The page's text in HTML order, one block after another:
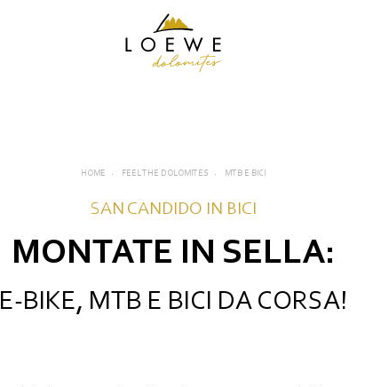
Direttamente sulla pista da sci
Escursioni e passeggiate
HOME FEEL THE DOLOMITES MTB E BICI
SAN CANDIDO IN BICI
MONTATE IN SELLA:
E-BIKE, MTB E BICI DA CORSA!